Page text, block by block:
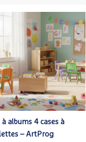
à albums 4 cases à
– ArtProg